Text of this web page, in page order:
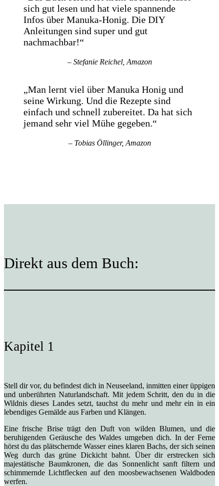
sich gut lesen und hat viele spannende
Infos über Manuka-Honig. Die DIY
Anleitungen sind super und gut
nachmachbar!“
– Stefanie Reichel, Amazon
„Man lernt viel über Manuka Honig und
seine Wirkung. Und die Rezepte sind
einfach und schnell zubereitet. Da hat sich
jemand sehr viel Mühe gegeben.“
– Tobias Öllinger, Amazon
Direkt aus dem Buch:
Kapitel 1
Stell dir vor, du befindest dich in Neuseeland, inmitten einer üppigen
und unberührten Naturlandschaft. Mit jedem Schritt, den du in die
Wildnis dieses Landes setzt, tauchst du mehr und mehr ein in ein
lebendiges Gemälde aus Farben und Klängen.
Eine frische Brise trägt den Duft von wilden Blumen, und die
beruhigenden Geräusche des Waldes umgeben dich. In der Ferne
hörst du das plätschernde Wasser eines klaren Bachs, der sich seinen
Weg durch das grüne Dickicht bahnt. Über dir erstrecken sich
majestätische Baumkronen, die das Sonnenlicht sanft filtern und
schimmernde Lichtflecken auf den moosbewachsenen Waldboden
werfen.